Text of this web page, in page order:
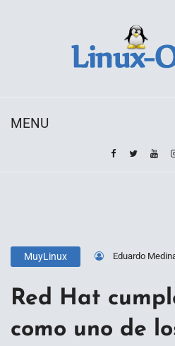
MENU
MuyLinux Eduardo
Red Hat
como uno de